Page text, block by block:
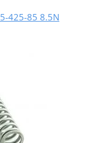
425-85 8.5N